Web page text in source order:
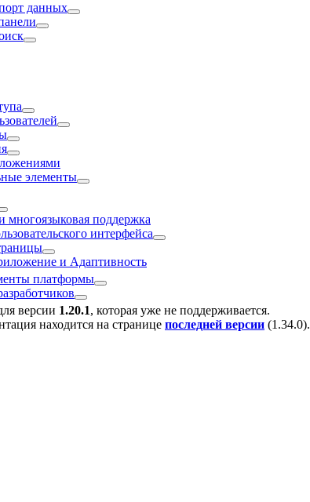
данных
элементы
многоязыковая поддержка
интерфейса
и Адаптивность
платформы
версии 1.20.1, которая уже не поддерживается.
находится на странице последней версии (1.34.0).